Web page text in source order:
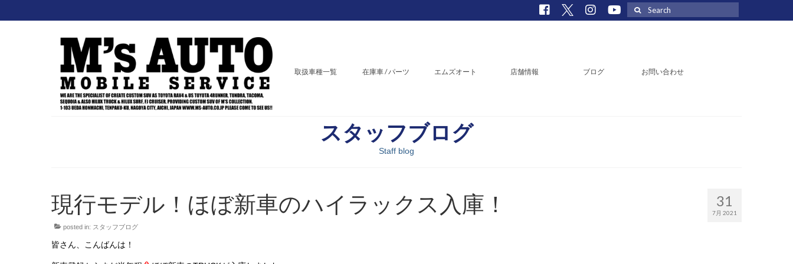
Search
for:
取扱車種一覧 在庫車 / パーツ エムズオート 店舗情報 ブログ お問い合わせ
スタッフブログ
Staff blog
31
7月 2021
現行モデル！ほぼ新車のハイラックス入庫！
posted in: スタッフブログ
皆さん、こんばんは！